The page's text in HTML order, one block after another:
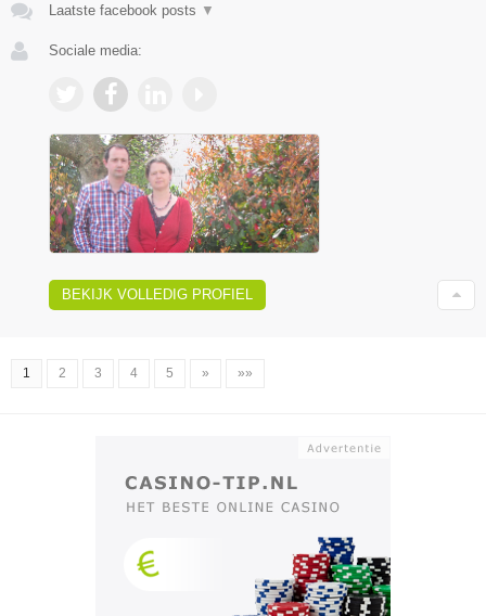
Laatste facebook posts ▼
Sociale media:
BEKIJK VOLLEDIG PROFIEL
1 2 3 4 5 » »»